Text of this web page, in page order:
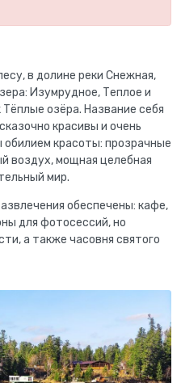
в долине реки Снежная,
Изумрудное, Теплое и
озёра. Название себя
красивы и очень
красоты: прозрачные
воздух, мощная целебная
мир.
обеспечены: кафе,
для фотосессий, но
а также часовня святого